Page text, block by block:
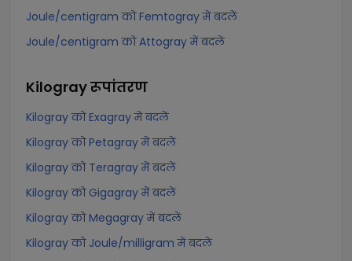
Joule/centigram को Femtogray में बदलें
Joule/centigram को Attogray में बदलें
Kilograyरूपांतरण
Kilogray को Exagray में बदलें
Kilogray को Petagray में बदलें
Kilogray को Teragray में बदलें
Kilogray को Gigagray में बदलें
Kilogray को Megagray में बदलें
Kilogray को Joule/milligram में बदलें